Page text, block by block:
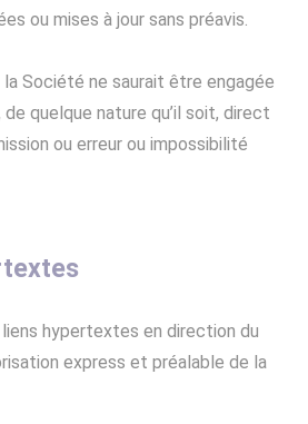
ou mises à jour sans préavis.
Société ne saurait être engagée
quelque nature qu’il soit, direct
ou erreur ou impossibilité
hypertextes en direction du
express et préalable de la